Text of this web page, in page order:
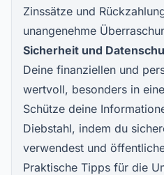
Zinssätze und
unangenehme
Sicherheit und
Deine finanziellen und
wertvoll, besonders in
Schütze deine
Diebstahl, indem du
verwendest und
Praktische Tipps für die